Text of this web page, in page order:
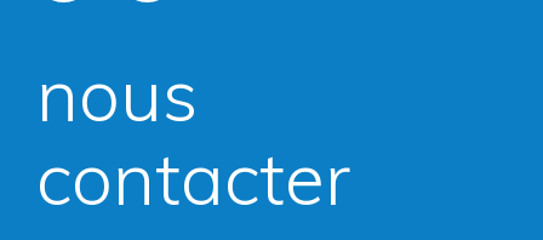
le
Facebook
le
Instagram
nous
contacter